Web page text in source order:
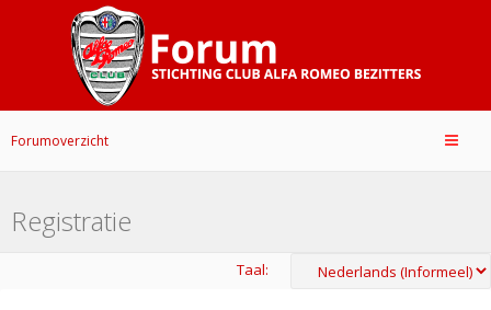
Forumoverzicht
Registratie
Taal: